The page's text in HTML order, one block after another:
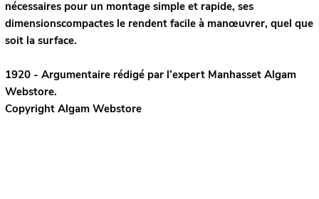
nécessaires pour un montage simple et rapide, ses
dimensionscompactes le rendent facile à manœuvrer, quel que
soit la surface.
1920 - Argumentaire rédigé par l’expert ManhassetAlgam
Webstore.
Copyright Algam Webstore